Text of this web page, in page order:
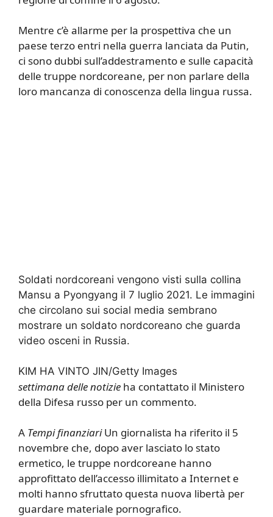
Mentre c’è allarme per la prospettiva che un
paese terzo entri nella guerra lanciata da Putin,
ci sono dubbi sull’addestramento e sulle capacità
delle truppe nordcoreane, per non parlare della
loro mancanza di conoscenza della lingua russa.
Soldati nordcoreani vengono visti sulla collina
Mansu a Pyongyang il 7 luglio 2021. Le immagini
che circolano sui social media sembrano
mostrare un soldato nordcoreano che guarda
video osceni in Russia.
KIM HA VINTO JIN/Getty Images
settimana delle notizie ha contattato il Ministero
della Difesa russo per un commento.
A Tempi finanziariUn giornalista ha riferito il 5
novembre che, dopo aver lasciato lo stato
ermetico, le truppe nordcoreane hanno
approfittato dell’accesso illimitato a Internet e
molti hanno sfruttato questa nuova libertà per
guardare materiale pornografico.